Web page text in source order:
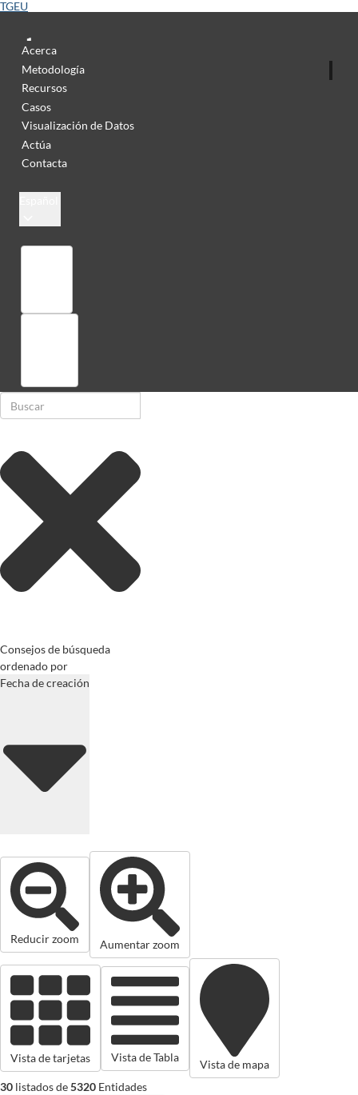
TGEU
Acerca
Metodología
Recursos
Casos
Visualización de Datos
Actúa
Contacta
Consejos de búsqueda
ordenado por
Fecha de creación
Reducir zoom Aumentar zoom
Vista de tarjetas Vista de Tabla
Vista de mapa
30 listados de5320 Entidades